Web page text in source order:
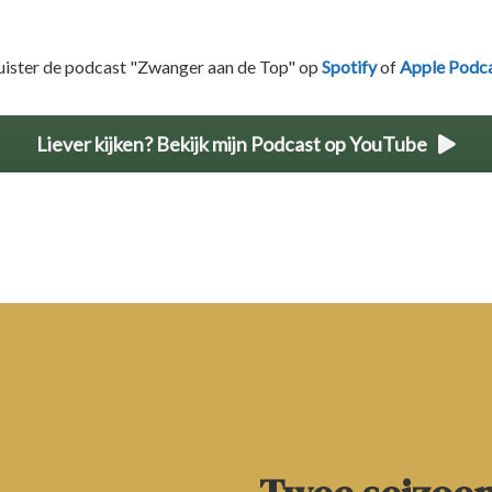
de podcast "Zwanger aan de Top" op SpotifyofApple
Liever kijken? Bekijk mijn Podcast op YouTube